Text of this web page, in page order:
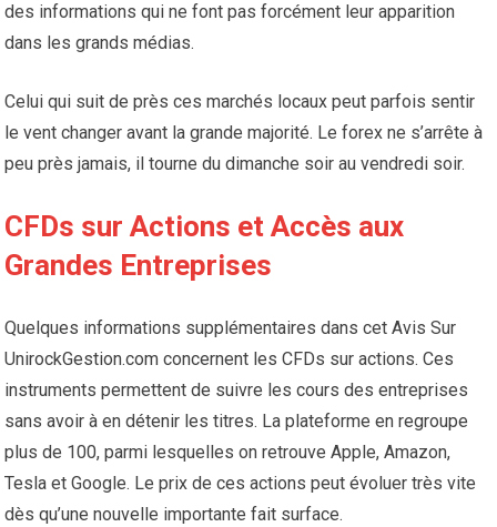
des informations qui ne font pas forcément leur apparition
dans les grands médias.
Celui qui suit de près ces marchés locaux peut parfois sentir
le vent changer avant la grande majorité. Le forex ne s’arrête à
peu près jamais, il tourne du dimanche soir au vendredi soir.
CFDs sur Actions et Accès aux
Grandes Entreprises
Quelques informations supplémentaires dans cet Avis Sur
UnirockGestion.com concernent les CFDs sur actions. Ces
instruments permettent de suivre les cours des entreprises
sans avoir à en détenir les titres. La plateforme en regroupe
plus de 100, parmi lesquelles on retrouve Apple, Amazon,
Tesla et Google. Le prix de ces actions peut évoluer très vite
dès qu’une nouvelle importante fait surface.